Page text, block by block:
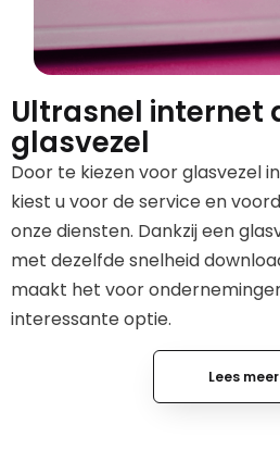
Ultrasnel internet
glasvezel
Door te kiezen voor glasvezel
kiest u voor de service en
onze diensten. Dankzij een
met dezelfde snelheid
maakt het voor
interessante optie.
Lees meer